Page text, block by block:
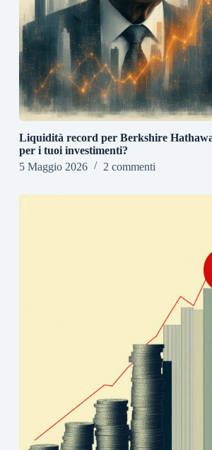
Liquidità record per Berkshire
per i tuoi investimenti?
5 Maggio 2026
2 commenti